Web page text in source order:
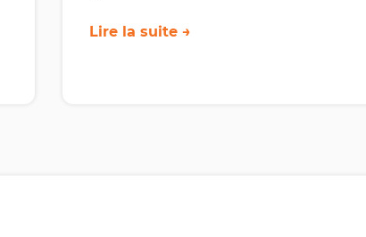
Lire la suite →